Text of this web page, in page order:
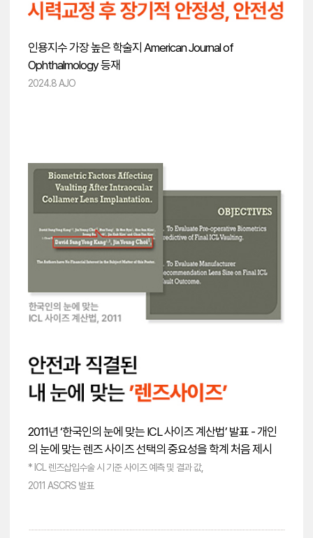
인용지수 가장 높은 학술지 American Journal of
Ophthalmology 등재
2024.8 AJO
2011년 ‘한국인의 눈에 맞는 ICL 사이즈 계산법’ 발표 - 개인
의 눈에 맞는 렌즈 사이즈 선택의 중요성을 학계 처음 제시
* ICL 렌즈삽입수술 시 기준 사이즈 예측 및 결과 값,
2011 ASCRS 발표